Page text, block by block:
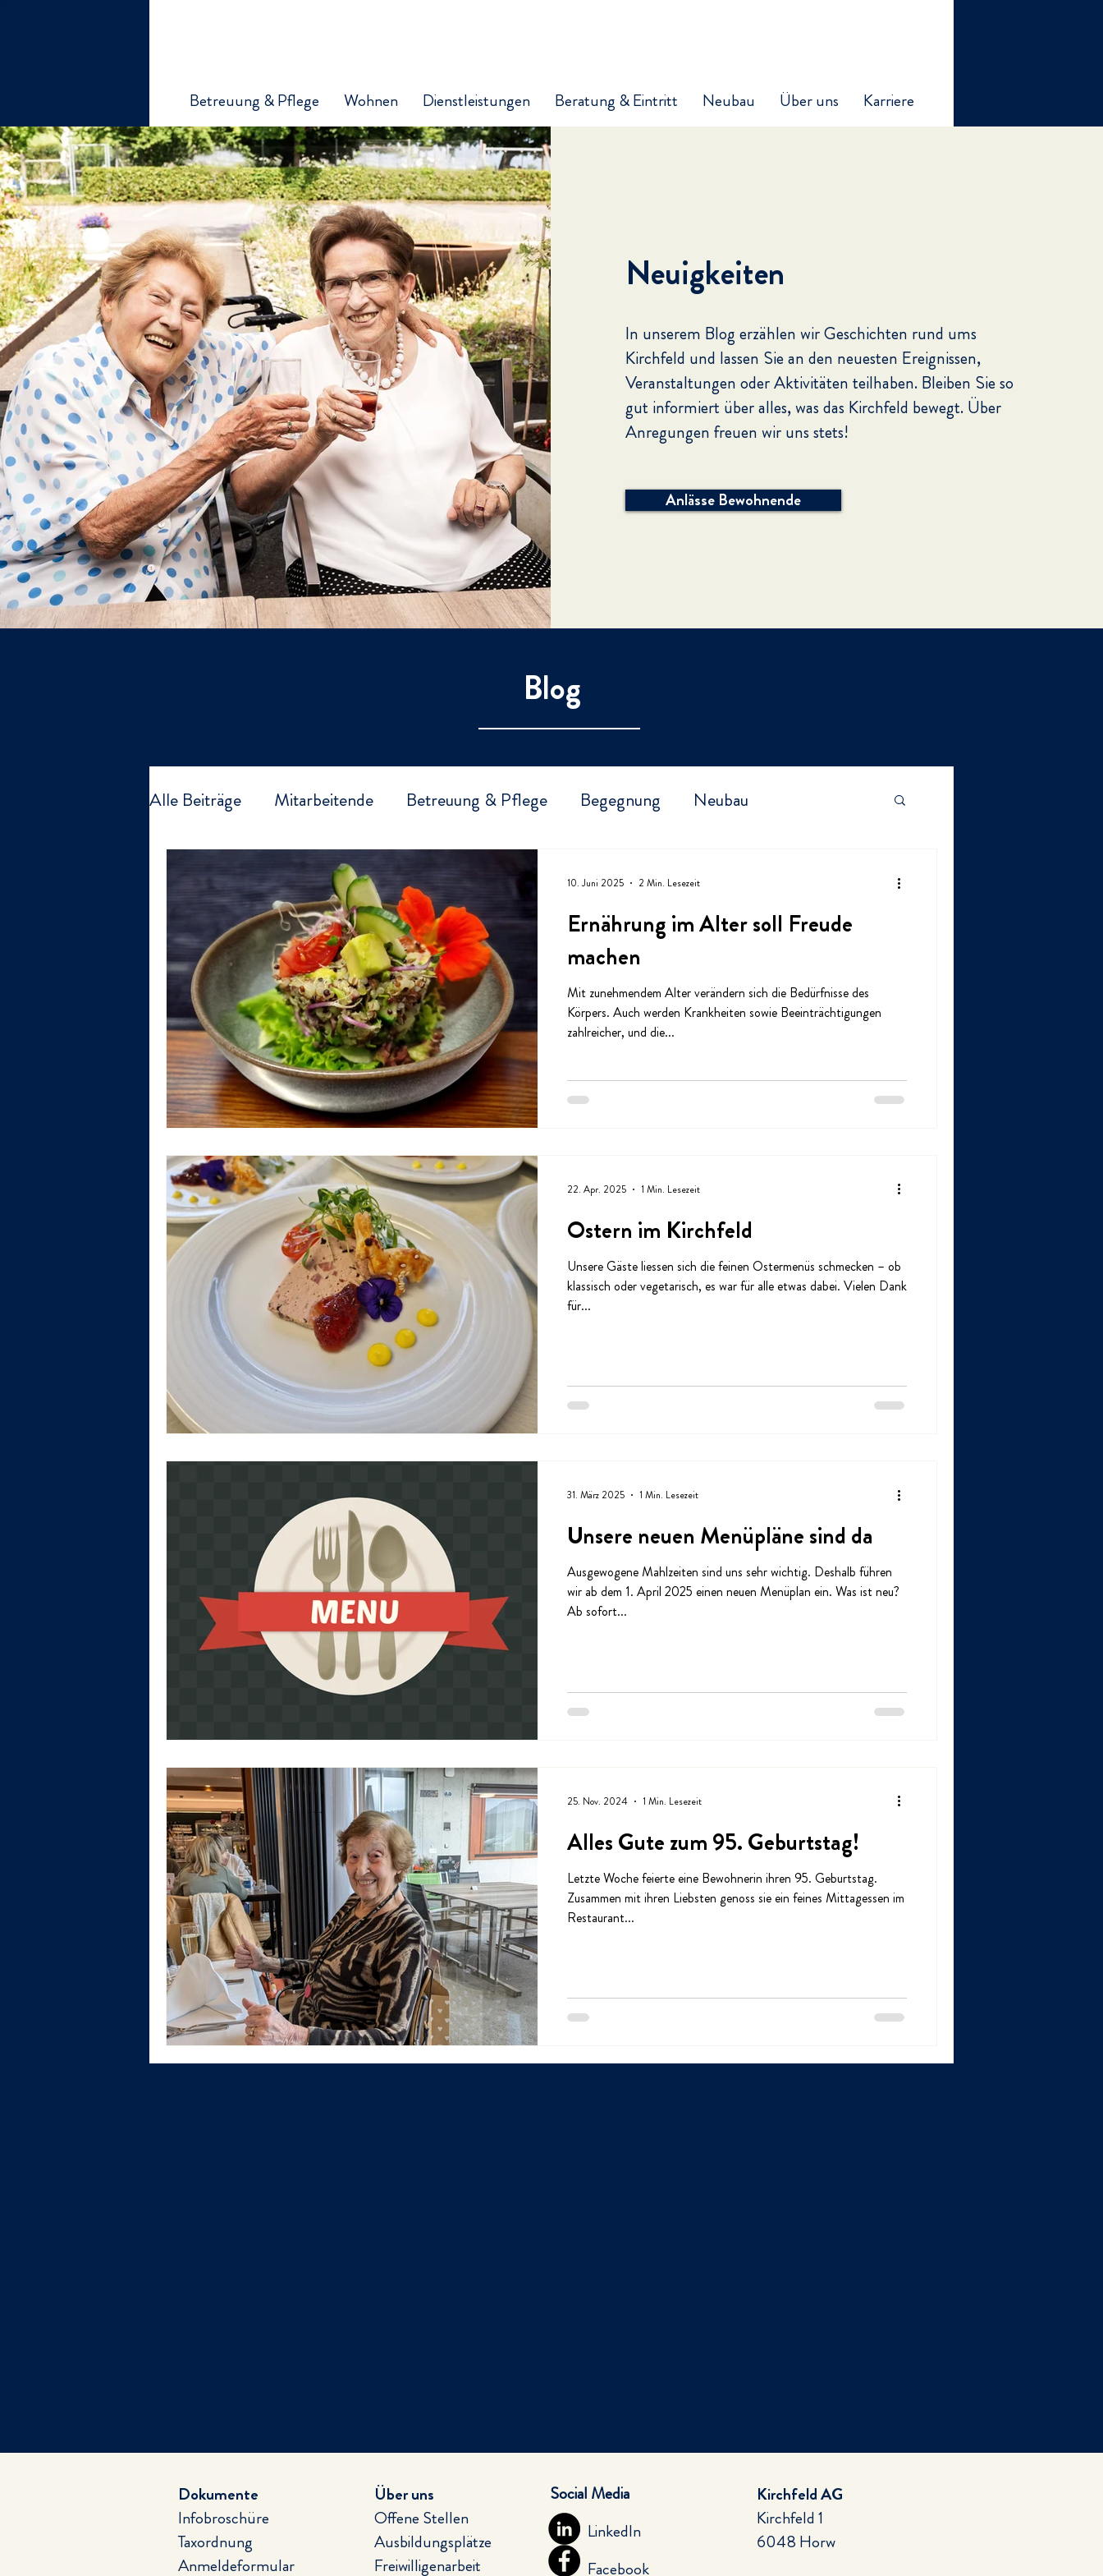
Betreuung & Pflege Wohnen Dienstleistungen Beratung & Eintritt Neubau Über uns Karriere
Neuigkeiten
In unserem Blog erzählen wir Geschichten rund ums
Kirchfeld und lassen Sie an den neuesten Ereignissen,
Veranstaltungen oder Aktivitäten teilhaben. Bleiben Sie so
gut informiert über alles, was das Kirchfeld bewegt. Über
Anregungen freuen wir uns stets!
Anlässe Bewohnende
Blog
Alle Beiträge Mitarbeitende Betreuung & Pflege Begegnung Neubau
Organisation Kirchfeld
Ernährung im Alter soll Freude
machen
Mit zunehmendem Alter verändern sich die Bedürfnisse des
Körpers. Auch werden Krankheiten sowie Beeinträchtigungen
zahlreicher, und die...
10. Juni 2025 2 Min. Lesezeit
Ostern im Kirchfeld
Unsere Gäste liessen sich die feinen Ostermenüs schmecken – ob
klassisch oder vegetarisch, es war für alle etwas dabei. Vielen Dank
für...
22. Apr. 2025 1 Min. Lesezeit
Unsere neuen Menüpläne sind da
Ausgewogene Mahlzeiten sind uns sehr wichtig. Deshalb führen
wir ab dem 1. April 2025 einen neuen Menüplan ein. Was ist neu?
Ab sofort...
31. März 2025 1 Min. Lesezeit
Alles Gute zum 95. Geburtstag!
Letzte Woche feierte eine Bewohnerin ihren 95. Geburtstag.
Zusammen mit ihren Liebsten genoss sie ein feines Mittagessen im
Restaurant...
25. Nov. 2024 1 Min. Lesezeit
Dokumente
Infobroschüre
Taxordnung
Anmeldeformular
Über uns
Offene Stellen
Ausbildungsplätze
Freiwilligenarbeit
LinkedIn
Facebook
Social Media
Kirchfeld AG
Kirchfeld 1
6048 Horw